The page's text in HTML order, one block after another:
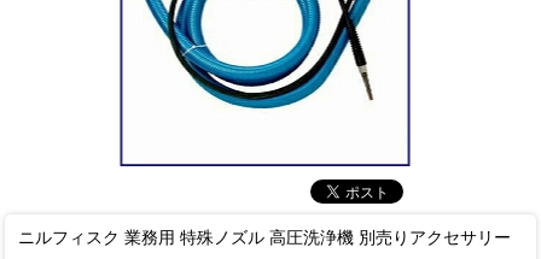
ニルフィスク 業務用 特殊ノズル 高圧洗浄機 別売りアクセサリー